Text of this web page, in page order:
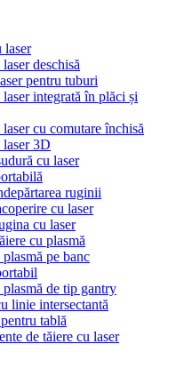
laser
deschisă
pentru tuburi
integrată în plăci și
cu comutare închisă
laser 3D
cu laser
ruginii
cu laser
cu laser
cu plasmă
pe banc
de tip gantry
linie intersectantă
tablă
de tăiere cu laser